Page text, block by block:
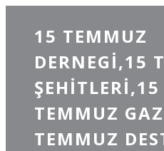
15 TEMMUZ
DERNEGI,15
ŞEHITLERI,15
TEMMUZ
TEMMUZ